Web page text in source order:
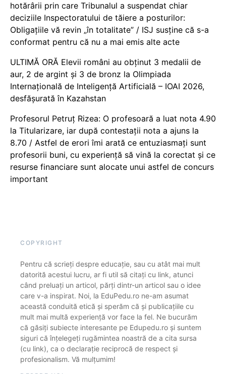
hotărârii prin care Tribunalul a suspendat chiar
deciziile Inspectoratului de tăiere a posturilor:
Obligațiile vă revin „în totalitate” / ISJ susține că s-a
conformat pentru că nu a mai emis alte acte
ULTIMĂ ORĂ Elevii români au obținut 3 medalii de
aur, 2 de argint și 3 de bronz la Olimpiada
Internațională de Inteligență Artificială – IOAI 2026,
desfășurată în Kazahstan
Profesorul Petruț Rizea: O profesoară a luat nota 4.90
la Titularizare, iar după contestații nota a ajuns la
8.70 / Astfel de erori îmi arată ce entuziasmați sunt
profesorii buni, cu experiență să vină la corectat și ce
resurse financiare sunt alocate unui astfel de concurs
important
COPYRIGHT
Pentru că scrieți despre educație, sau cu atât mai mult
datorită acestui lucru, ar fi util să citați cu link, atunci
când preluați un articol, părți dintr-un articol sau o idee
care v-a inspirat. Noi, la EduPedu.ro ne-am asumat
această conduită etică și sperăm că și publicațiile cu
mult mai multă experiență vor face la fel. Ne bucurăm
că găsiți subiecte interesante pe Edupedu.ro și suntem
siguri că înțelegeți rugămintea noastră de a cita sursa
(cu link), ca o declarație reciprocă de respect și
profesionalism. Vă mulțumim!